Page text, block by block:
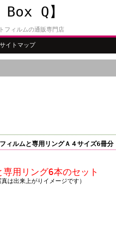
Q】
フィルムの通販専門店
サイトマップ
ィルムと専用リングＡ４サイズ6冊分
用リング6本のセット
は出来上がりイメージです）